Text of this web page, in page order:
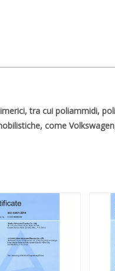
tra cui poliammidi,
come